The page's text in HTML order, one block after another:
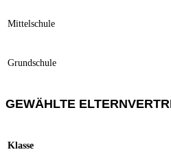
Mittelschule
Grundschule
GEWÄHLTE
Klasse